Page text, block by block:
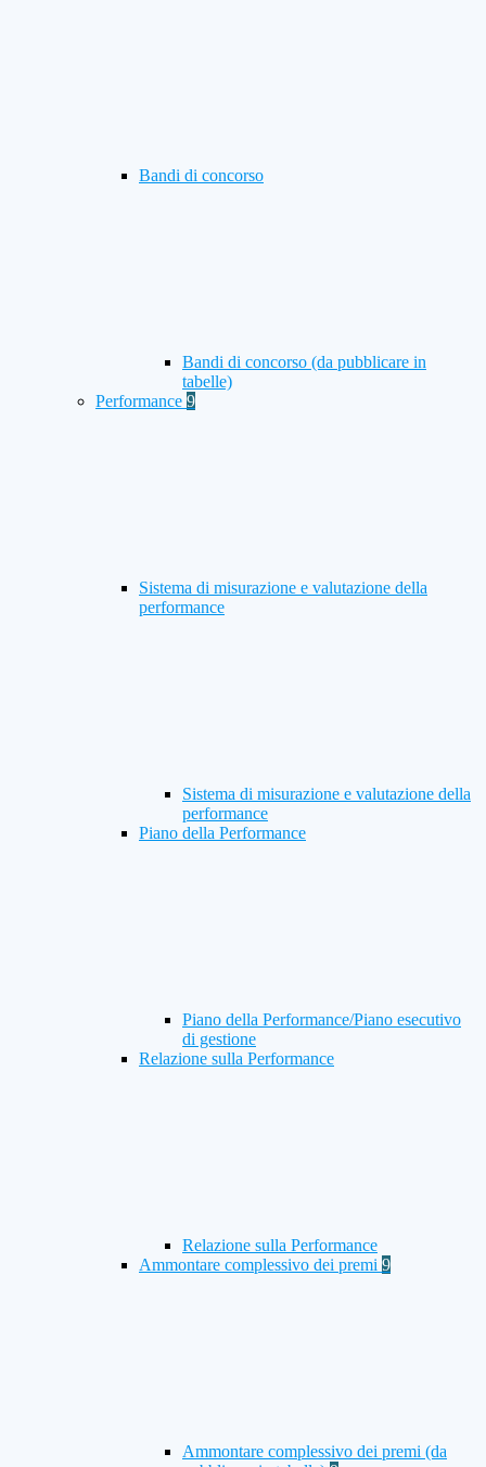
Bandi di concorso
Bandi di concorso (da pubblicare in
tabelle)
Performance 9
Sistema di misurazione e valutazione della
performance
Sistema di misurazione e valutazione della
performance
Piano della Performance
Piano della Performance/Piano esecutivo
di gestione
Relazione sulla Performance
Relazione sulla Performance
Ammontare complessivo dei premi 9
Ammontare complessivo dei premi (da